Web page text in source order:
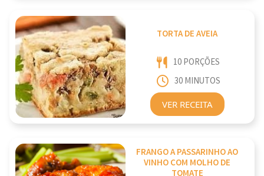
TORTA DE AVEIA
10 PORÇÕES
30 MINUTOS
VER RECEITA
FRANGO A PASSARINHO AO
VINHO COM MOLHO DE
TOMATE